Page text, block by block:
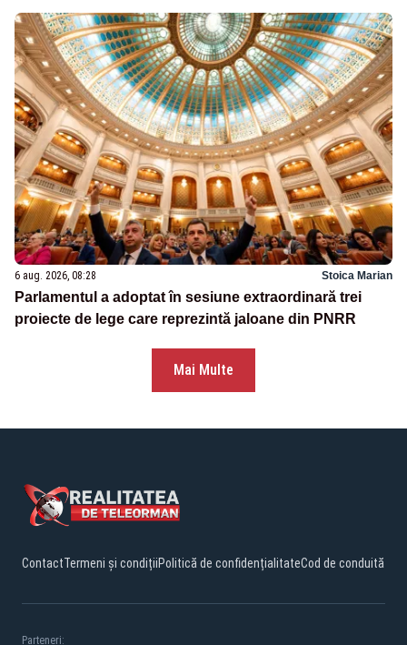
6 aug. 2026, 08:28 Stoica Marian
Parlamentul a adoptat în sesiune extraordinară trei
proiecte de lege care reprezintă jaloane din PNRR
Mai Multe
ContactTermeni și condițiiPolitică de confidențialitateCod de conduită
Parteneri: